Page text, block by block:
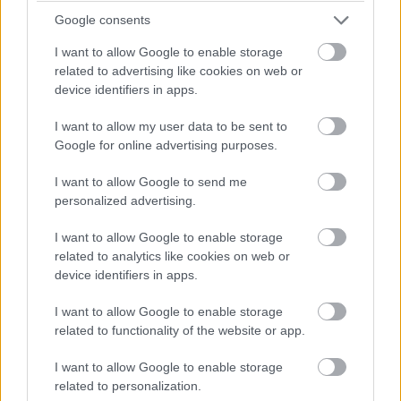
Google consents
I want to allow Google to enable storage
related to advertising like cookies on web or
device identifiers in apps.
I want to allow my user data to be sent to
Google for online advertising purposes.
I want to allow Google to send me
personalized advertising.
I want to allow Google to enable storage
related to analytics like cookies on web or
device identifiers in apps.
I want to allow Google to enable storage
related to functionality of the website or app.
I want to allow Google to enable storage
related to personalization.
Van esély valami kis esőcsepegésre, de semmi komolyra - 27
körön vagyunk túl a 78-ból.
A gumikopás állítólag nagyobb, mitn ahogy a csapatok várták,
akár a közepes, akár a kemény keverékről beszélünk.
De előzni úgysem lehet...
Hamiltont, akik egymás mögött autózgatnak tizedekre, míg
Ocon őrzi a harmadik helyet.
Nocsak, előzés: Magnussen bevetődött Sargeant mellé, és
megelőzi!
Sőt, a kör végén Stroll is megteszi ezt, majd ezt kihasználva
Perez is elmegy a Williams mellett.